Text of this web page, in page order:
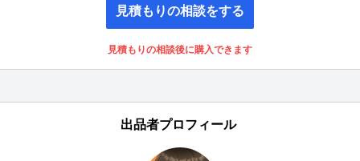
見積もりの相談をする
見積もりの相談後に購入できます
出品者プロフィール